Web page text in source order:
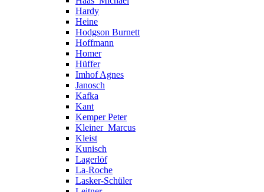
Hardy
Heine
Hodgson Burnett
Hoffmann
Homer
Hüffer
Imhof Agnes
Janosch
Kafka
Kant
Kemper Peter
Kleiner_Marcus
Kleist
Kunisch
Lagerlöf
La-Roche
Lasker-Schüler